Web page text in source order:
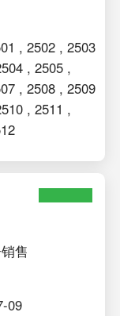
,2502 ,2503
,2505 ,
,2508 ,2509
,2511 ,
售
09